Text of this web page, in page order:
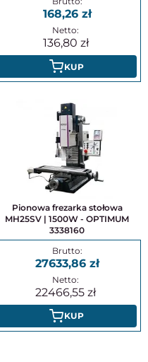
168,26
136,80
KUP
Pionowa frezarka stołowa
MH25SV | 1500W - OPTIMUM
3338160
27633,86
22466,55
KUP